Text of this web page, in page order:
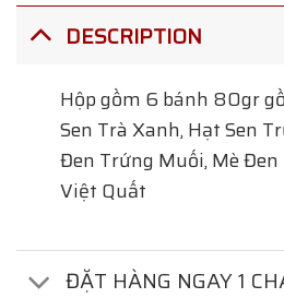
DESCRIPTION
Hộp gồm 6 bánh 80gr
Sen Trà Xanh, Hạt Sen
Đen Trứng Muối, Mè Đen
Việt Quất
ĐẶT HÀNG NGAY 1